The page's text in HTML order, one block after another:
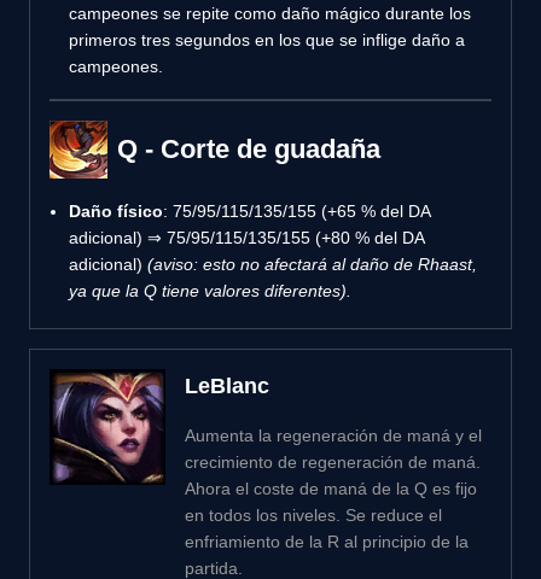
campeones se repite como daño mágico durante los
primeros tres segundos en los que se inflige daño a
campeones.
Q - Corte de guadaña
Daño físico: 75/95/115/135/155 (+65 % del DA
adicional) ⇒ 75/95/115/135/155 (+80 % del DA
adicional) (aviso: esto no afectará al daño de Rhaast,
ya que la Q tiene valores diferentes).
LeBlanc
Aumenta la regeneración de maná y el
crecimiento de regeneración de maná.
Ahora el coste de maná de la Q es fijo
en todos los niveles. Se reduce el
enfriamiento de la R al principio de la
partida.